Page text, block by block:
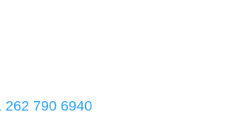
262 790 6940